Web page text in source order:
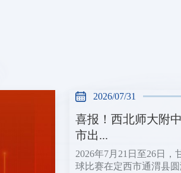
2026/07/31
喜报！西北师大附
市出...
2026年7月21日至26日
球比赛在定西市通渭县